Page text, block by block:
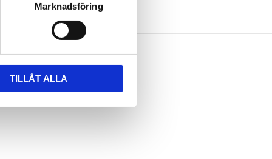
Marknadsföring
TILLÅT ALLA